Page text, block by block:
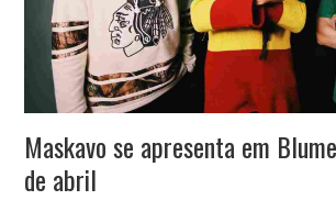
Maskavo se apresenta em
de abril